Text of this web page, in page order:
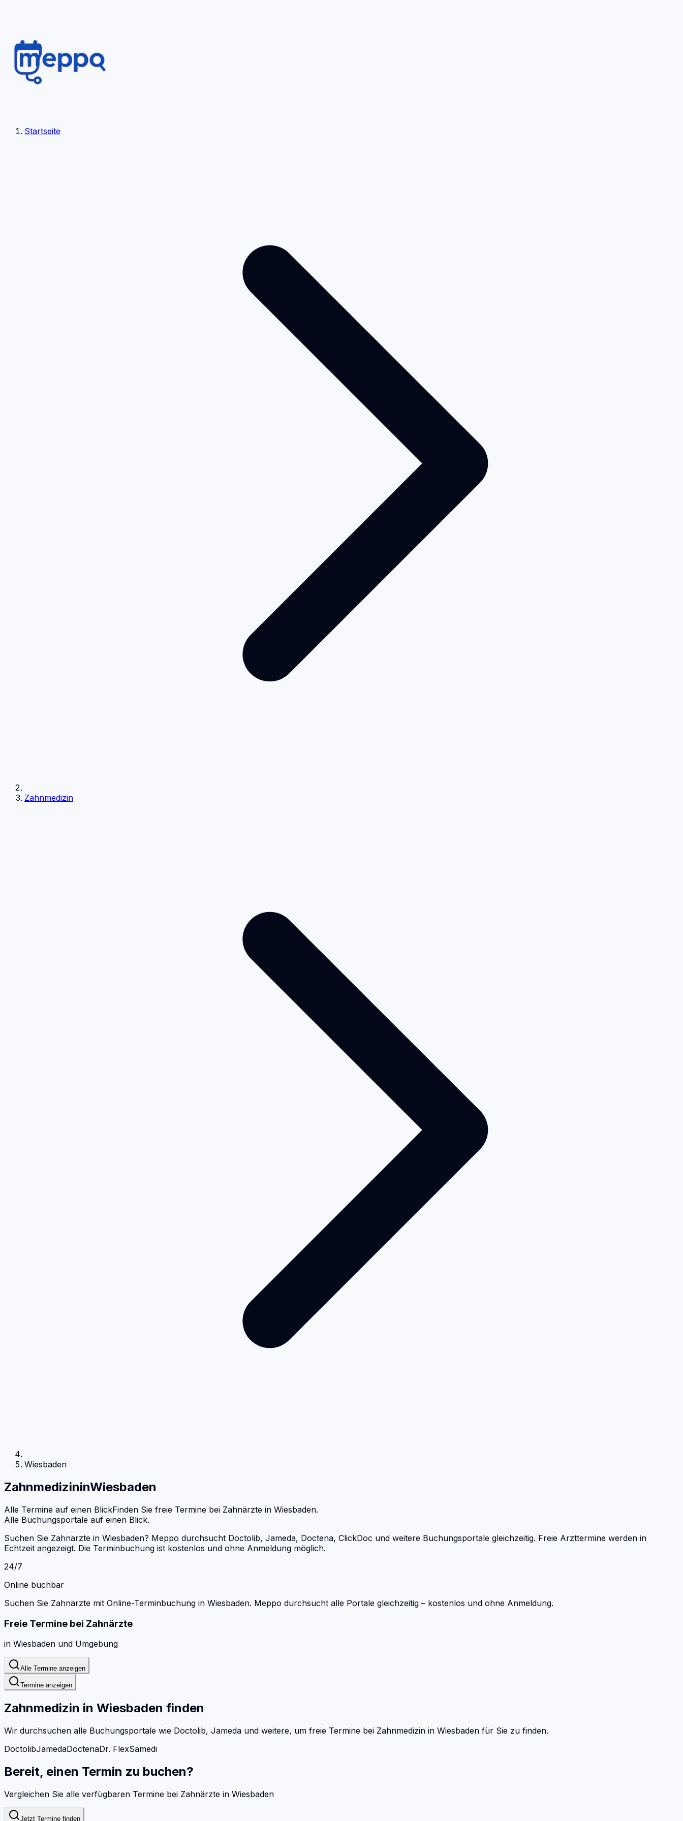
Startseite
Zahnmedizin
Wiesbaden
ZahnmedizininWiesbaden
Alle Termine auf einen BlickFinden Sie freie Termine bei Zahnärzte in Wiesbaden.
Alle Buchungsportale auf einen Blick.
Suchen Sie Zahnärzte in Wiesbaden? Meppo durchsucht Doctolib, Jameda, Doctena, ClickDoc und weitere Buchungsportale gleichzeitig. Freie Arzttermine werden in
Echtzeit angezeigt. Die Terminbuchung ist kostenlos und ohne Anmeldung möglich.
24/7
Online buchbar
Suchen Sie Zahnärzte mit Online-Terminbuchung in Wiesbaden. Meppo durchsucht alle Portale gleichzeitig – kostenlos und ohne Anmeldung.
Freie Termine bei Zahnärzte
in Wiesbaden und Umgebung
Alle Termine anzeigen
Termine anzeigen
Zahnmedizin in Wiesbaden finden
Wir durchsuchen alle Buchungsportale wie Doctolib, Jameda und weitere, um freie Termine bei Zahnmedizin in Wiesbaden für Sie zu finden.
DoctolibJamedaDoctenaDr. FlexSamedi
Bereit, einen Termin zu buchen?
Vergleichen Sie alle verfügbaren Termine bei Zahnärzte in Wiesbaden
Jetzt Termine finden